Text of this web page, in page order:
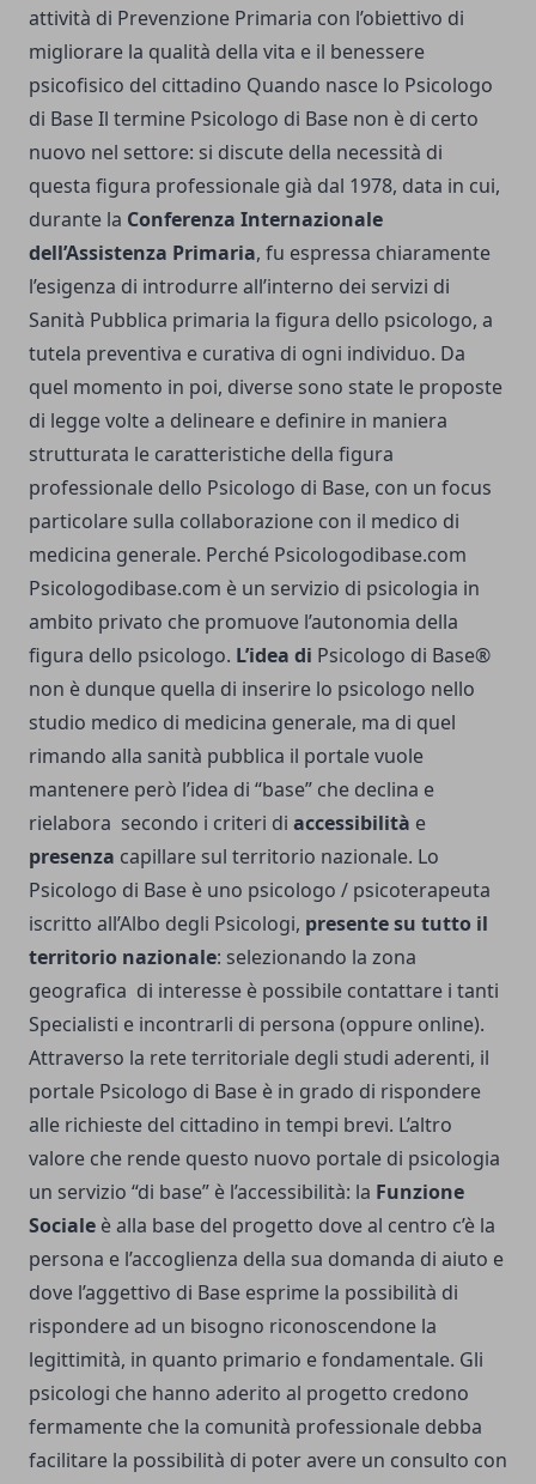
attività di Prevenzione Primaria con l’obiettivo di
migliorare la qualità della vita e il benessere
psicofisico del cittadino Quando nasce lo Psicologo
di Base Il termine Psicologo di Base non è di certo
nuovo nel settore: si discute della necessità di
questa figura professionale già dal 1978, data in cui,
durante la Conferenza Internazionale
dell’Assistenza Primaria, fu espressa chiaramente
l’esigenza di introdurre all’interno dei servizi di
Sanità Pubblica primaria la figura dello psicologo, a
tutela preventiva e curativa di ogni individuo. Da
quel momento in poi, diverse sono state le proposte
di legge volte a delineare e definire in maniera
strutturata le caratteristiche della figura
professionale dello Psicologo di Base, con un focus
particolare sulla collaborazione con il medico di
medicina generale. Perché Psicologodibase.com
Psicologodibase.com è un servizio di psicologia in
ambito privato che promuove l’autonomia della
figura dello psicologo. L’idea di Psicologo di Base®
non è dunque quella di inserire lo psicologo nello
studio medico di medicina generale, ma di quel
rimando alla sanità pubblica il portale vuole
mantenere però l’idea di “base” che declina e
rielabora secondo i criteri di accessibilità e
presenza capillare sul territorio nazionale. Lo
Psicologo di Base è uno psicologo / psicoterapeuta
iscritto all’Albo degli Psicologi, presente su tutto il
territorio nazionale: selezionando la zona
geografica di interesse è possibile contattare i tanti
Specialisti e incontrarli di persona (oppure online).
Attraverso la rete territoriale degli studi aderenti, il
portale Psicologo di Base è in grado di rispondere
alle richieste del cittadino in tempi brevi. L’altro
valore che rende questo nuovo portale di psicologia
un servizio “di base” è l’accessibilità: la Funzione
Sociale è alla base del progetto dove al centro c’è la
persona e l’accoglienza della sua domanda di aiuto e
dove l’aggettivo di Base esprime la possibilità di
rispondere ad un bisogno riconoscendone la
legittimità, in quanto primario e fondamentale. Gli
psicologi che hanno aderito al progetto credono
fermamente che la comunità professionale debba
facilitare la possibilità di poter avere un consulto con